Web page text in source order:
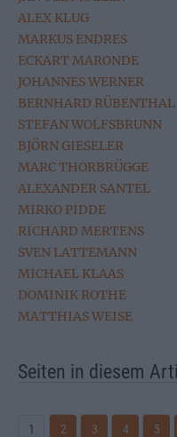
ALEX KLUG
MARKUS ENDRES
ECKART MARONDE
JOHANNES WERNER
BERNHARD RÜBENTHAL
STEFAN WOLFSBRUNN
BJÖRN GIESELER
MARC THORBRÜGGE
ALEXANDER SANTEL
MIRKO PIDDE
RICHARD MERTENS
SVEN LATTEMANN
MICHAEL KLAAS
DOMINIK ROTHE
MATTHIAS WEISE
Seiten in diesem
1 2 3 4 5